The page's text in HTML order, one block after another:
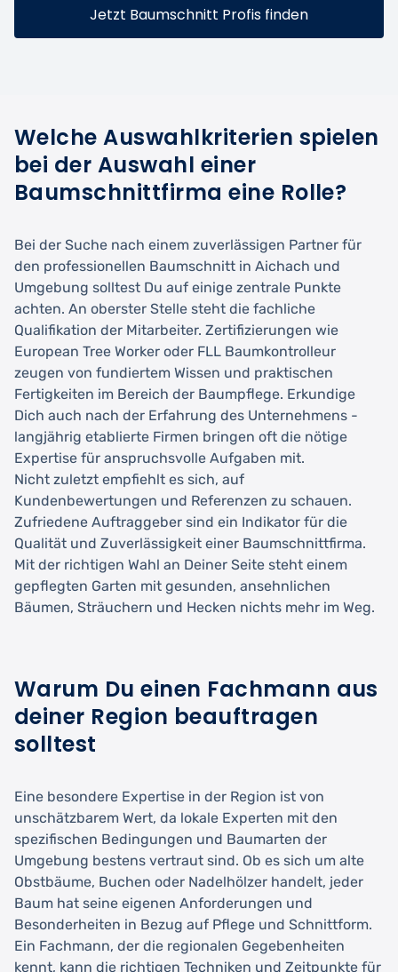
Jetzt Baumschnitt Profis finden
Welche Auswahlkriterien spielen
bei der Auswahl einer
Baumschnittfirma eine Rolle?
Bei der Suche nach einem zuverlässigen Partner für
den professionellen Baumschnitt in Aichach und
Umgebung solltest Du auf einige zentrale Punkte
achten. An oberster Stelle steht die fachliche
Qualifikation der Mitarbeiter. Zertifizierungen wie
European Tree Worker oder FLL Baumkontrolleur
zeugen von fundiertem Wissen und praktischen
Fertigkeiten im Bereich der Baumpflege. Erkundige
Dich auch nach der Erfahrung des Unternehmens -
langjährig etablierte Firmen bringen oft die nötige
Expertise für anspruchsvolle Aufgaben mit.
Nicht zuletzt empfiehlt es sich, auf
Kundenbewertungen und Referenzen zu schauen.
Zufriedene Auftraggeber sind ein Indikator für die
Qualität und Zuverlässigkeit einer Baumschnittfirma.
Mit der richtigen Wahl an Deiner Seite steht einem
gepflegten Garten mit gesunden, ansehnlichen
Bäumen, Sträuchern und Hecken nichts mehr im Weg.
Warum Du einen Fachmann aus
deiner Region beauftragen
solltest
Eine besondere Expertise in der Region ist von
unschätzbarem Wert, da lokale Experten mit den
spezifischen Bedingungen und Baumarten der
Umgebung bestens vertraut sind. Ob es sich um alte
Obstbäume, Buchen oder Nadelhölzer handelt, jeder
Baum hat seine eigenen Anforderungen und
Besonderheiten in Bezug auf Pflege und Schnittform.
Ein Fachmann, der die regionalen Gegebenheiten
kennt, kann die richtigen Techniken und Zeitpunkte für